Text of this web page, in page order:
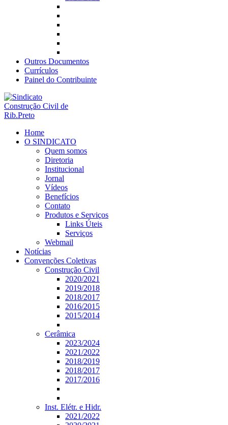
Outros Documentos
Currículos
Painel do Contribuinte
Home
O SINDICATO
Quem somos
Diretoria
Institucional
Jornal
Vídeos
Benefícios
Contato
Produtos e Serviços
Links Úteis
Serviços
Webmail
Notícias
Convenções Coletivas
Construção Civil
2020/2021
2019/2018
2018/2017
2016/2015
2015/2014
Cerâmica
2023/2024
2021/2022
2018/2019
2018/2017
2017/2016
Inst. Elétr. e Hidr.
2021/2022